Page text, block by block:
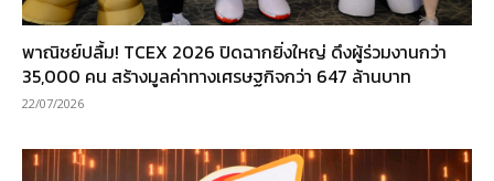
พาณิชย์ปลื้ม! TCEX 2026 ปิดฉากยิ่งใหญ่ ดึงผู้ร่วมงานกว่า
35,000 คน สร้างมูลค่าทางเศรษฐกิจกว่า 647 ล้านบาท
22/07/2026